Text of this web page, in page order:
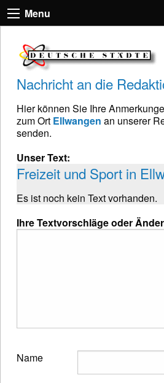
Menu
Nachricht an die
Hier können Sie Ihre
zum Ort Ellwangen an unserer
senden.
Unser Text:
Freizeit und Sport in
Es ist noch kein Text vorhanden.
Ihre Textvorschläge oder
Name